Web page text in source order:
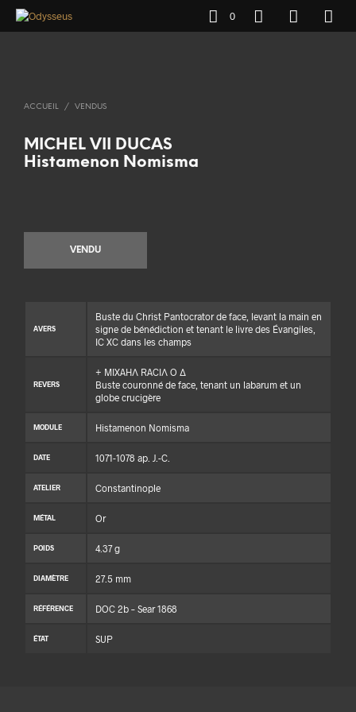
0
ACCUEIL / VENDUS
MICHEL VII DUCAS
Histamenon Nomisma
VENDU
AVERS
Buste du Christ Pantocrator de face, levant la main en
signe de bénédiction et tenant le livre des Évangiles,
IC XC dans les champs
REVERS
+ MIXAHΛ RACIΛ O Δ
Buste couronné de face, tenant un labarum et un
globe crucigère
MODULE Histamenon Nomisma
DATE 1071-1078 ap. J.-C.
ATELIER Constantinople
MÉTAL Or
POIDS 4.37 g
DIAMÈTRE 27.5 mm
RÉFÉRENCE DOC 2b – Sear 1868
ÉTAT SUP